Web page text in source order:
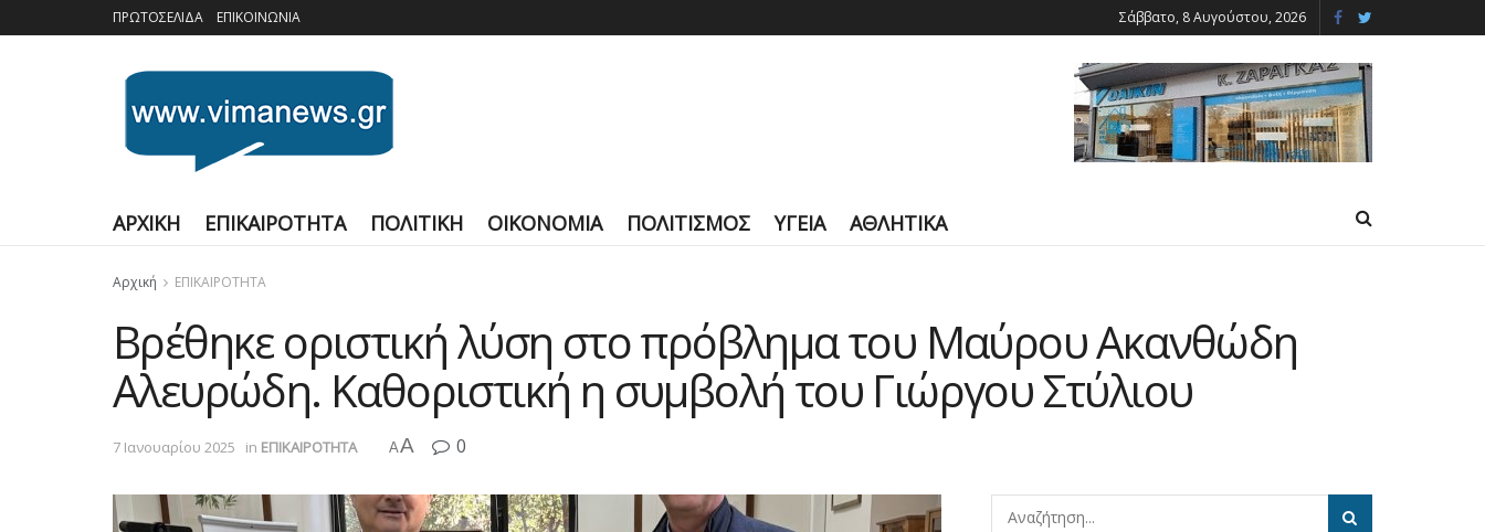
ΠΡΩΤΟΣΕΛΙΔΑ ΕΠΙΚΟΙΝΩΝΙΑ Σάββατο, 8 Αυγούστου, 2026
ΑΡΧΙΚΗ ΕΠΙΚΑΙΡΟΤΗΤΑ ΠΟΛΙΤΙΚΗ ΟΙΚΟΝΟΜΙΑ ΠΟΛΙΤΙΣΜΟΣ ΥΓΕΙΑ ΑΘΛΗΤΙΚΑ
Αρχική ΕΠΙΚΑΙΡΟΤΗΤΑ
Βρέθηκε οριστική λύση στο πρόβλημα του Μαύρου Ακανθώδη
Αλευρώδη. Καθοριστική η συμβολή του Γιώργου Στύλιου
7 Ιανουαρίου 2025 in ΕΠΙΚΑΙΡΟΤΗΤΑ AA 0